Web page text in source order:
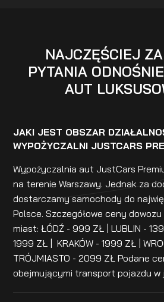
NAJCZĘŚCIEJ
PYTANIA
AUT
JAKI JEST OBSZAR
WYPOŻYCZALNI JUSTCARS
Wypożyczalnia aut JustCars
na terenie Warszawy. Jednak za
dostarczamy samochody do
Polsce. Szczegółowe ceny
miast: ŁÓDŹ - 999 ZŁ | LUBLIN -
1999 ZŁ | KRAKÓW - 1999 ZŁ |
TRÓJMIASTO - 2099 ZŁ Podane
obejmującymi transport pojazdu w